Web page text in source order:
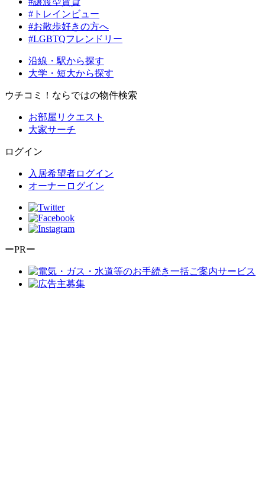
#トレインビュー
#お散歩好きの方へ
#LGBTQフレンドリー
沿線・駅から探す
大学・短大から探す
ウチコミ！ならではの物件検索
お部屋リクエスト
大家サーチ
ログイン
入居希望者ログイン
オーナーログイン
ーPRー